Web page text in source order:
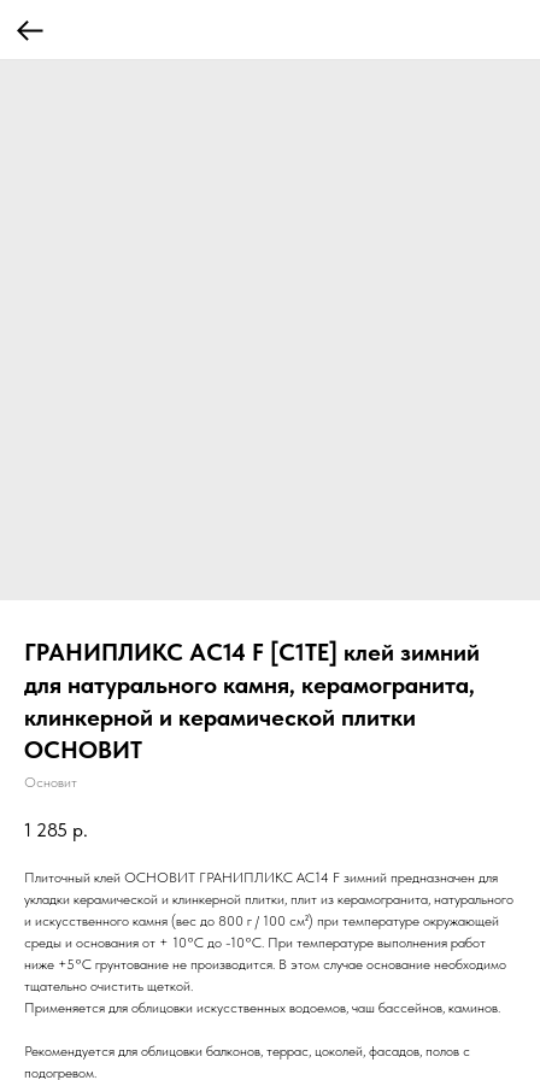
ГРАНИПЛИКС AC14 F [C1TE] клей зимний
для натурального камня, керамогранита,
клинкерной и керамической плитки
ОСНОВИТ
Основит
1 285 р.
Плиточный клей ОСНОВИТ ГРАНИПЛИКС АС14 F зимний предназначен для
укладки керамической и клинкерной плитки, плит из керамогранита, натурального
и искусственного камня (вес до 800 г / 100 см²) при температуре окружающей
среды и основания от + 10°С до -10°С. При температуре выполнения работ
ниже +5°C грунтование не производится. В этом случае основание необходимо
тщательно очистить щеткой.
Применяется для облицовки искусственных водоемов, чаш бассейнов, каминов.
Рекомендуется для облицовки балконов, террас, цоколей, фасадов, полов с
подогревом.